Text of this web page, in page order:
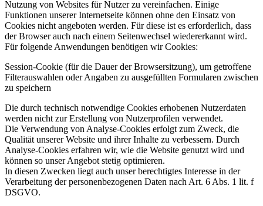
Nutzung von Websites für Nutzer zu vereinfachen. Einige
Funktionen unserer Internetseite können ohne den Einsatz von
Cookies nicht angeboten werden. Für diese ist es erforderlich, dass
der Browser auch nach einem Seitenwechsel wiedererkannt wird.
Für folgende Anwendungen benötigen wir Cookies:
Session-Cookie (für die Dauer der Browsersitzung), um getroffene
Filterauswahlen oder Angaben zu ausgefüllten Formularen zwischen
zu speichern
Die durch technisch notwendige Cookies erhobenen Nutzerdaten
werden nicht zur Erstellung von Nutzerprofilen verwendet.
Die Verwendung von Analyse-Cookies erfolgt zum Zweck, die
Qualität unserer Website und ihrer Inhalte zu verbessern. Durch
Analyse-Cookies erfahren wir, wie die Website genutzt wird und
können so unser Angebot stetig optimieren.
In diesen Zwecken liegt auch unser berechtigtes Interesse in der
Verarbeitung der personenbezogenen Daten nach Art. 6 Abs. 1 lit. f
DSGVO.